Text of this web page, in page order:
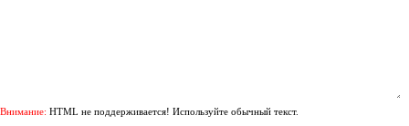
Внимание: HTML не поддерживается! Используйте обычный текст.